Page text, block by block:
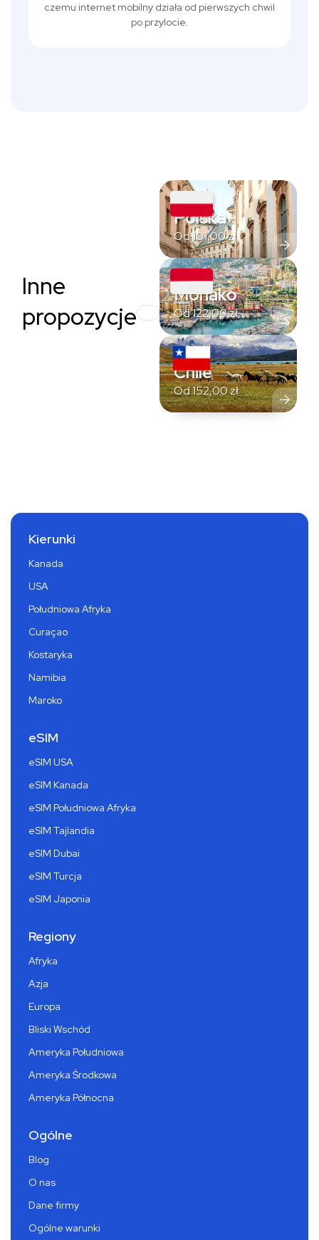
czemu internet mobilny działa od pierwszych chwil
po przylocie.
Inne
propozycje
Polska
Od101,00zł
Monako
Od122,00zł
Chile
Od152,00zł
Kierunki
Kanada
USA
Południowa Afryka
Curaçao
Kostaryka
Namibia
Maroko
eSIM
eSIM USA
eSIM Kanada
eSIM Południowa Afryka
eSIM Tajlandia
eSIM Dubai
eSIM Turcja
eSIM Japonia
Regiony
Afryka
Azja
Europa
Bliski Wschód
Ameryka Południowa
Ameryka Środkowa
Ameryka Północna
Ogólne
Blog
O nas
Dane firmy
Ogólne warunki